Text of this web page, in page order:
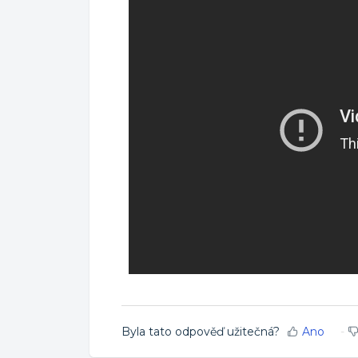
Byla tato odpověď užitečná? Ano